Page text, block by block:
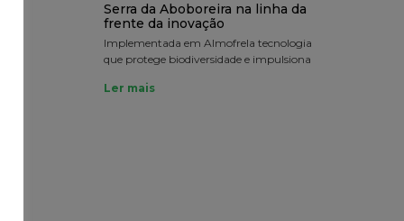
Serra da Aboboreira na linha da
frente da inovação
Implementada em Almofrela tecnologia
que protege biodiversidade e impulsiona
Ler mais